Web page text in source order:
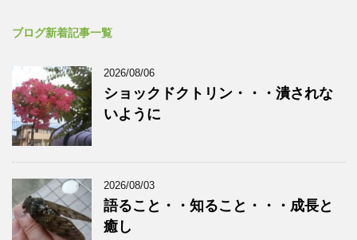
ブログ新着記事一覧
2026/08/06
ショックドクトリン・・・潰されな
いように
2026/08/03
語ること・・知ること・・・成長と
癒し